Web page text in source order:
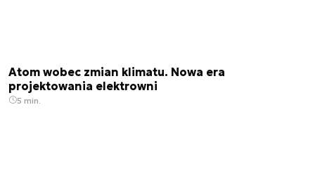
Atom wobec zmian klimatu. Nowa era
projektowania elektrowni
5 min.